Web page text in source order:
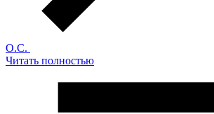
О.С.
Читать полностью